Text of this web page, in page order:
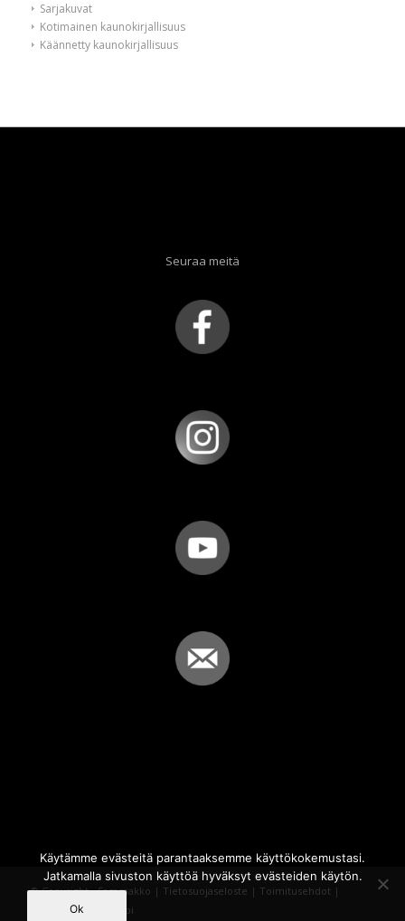
Sarjakuvat
Kotimainen kaunokirjallisuus
Käännetty kaunokirjallisuus
Seuraa meitä
© Copyright - Sammakko | Tietosuojaseloste | Toimitusehdot |
Powered by
iQWebbi
Käytämme evästeitä parantaaksemme käyttökokemustasi.
Jatkamalla sivuston käyttöä hyväksyt evästeiden käytön.
Ok